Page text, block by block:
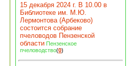
15 декабря 2024 г. В 10.00 в
Библиотеке им. М.Ю.
Лермонтова (Арбеково)
состоится собрание
пчеловодов Пензенской
области Пензенское
пчеловодство(0)